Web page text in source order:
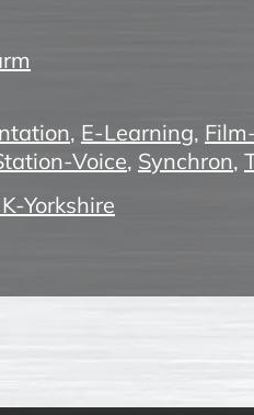
, E-Learning,
Voice, Synchron,
Yorkshire